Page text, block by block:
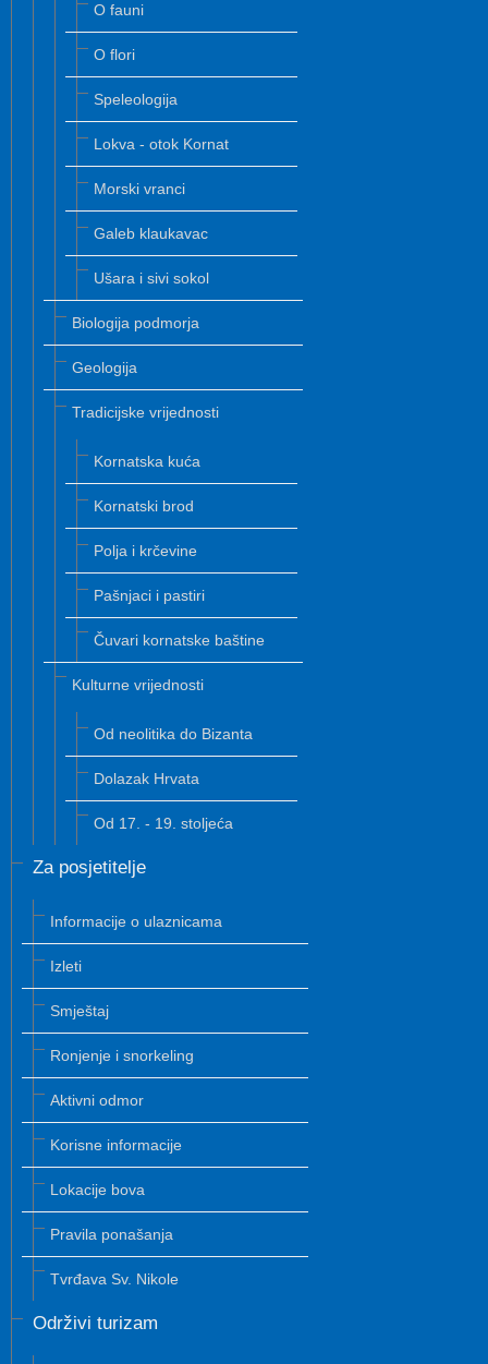
O fauni
O flori
Speleologija
Lokva - otok Kornat
Morski vranci
Galeb klaukavac
Ušara i sivi sokol
Biologija podmorja
Geologija
Tradicijske vrijednosti
Kornatska kuća
Kornatski brod
Polja i krčevine
Pašnjaci i pastiri
Čuvari kornatske baštine
Kulturne vrijednosti
Od neolitika do Bizanta
Dolazak Hrvata
Od 17. - 19. stoljeća
Za posjetitelje
Informacije o ulaznicama
Izleti
Smještaj
Ronjenje i snorkeling
Aktivni odmor
Korisne informacije
Lokacije bova
Pravila ponašanja
Tvrđava Sv. Nikole
Održivi turizam